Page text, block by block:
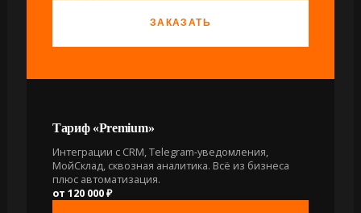
ЗАКАЗАТЬ
Тариф «Premium»
Интеграции с CRM, Telegram-уведомления,
МойСклад, сквозная аналитика. Всё из бизнеса
плюс автоматизация.
от 120 000 ₽